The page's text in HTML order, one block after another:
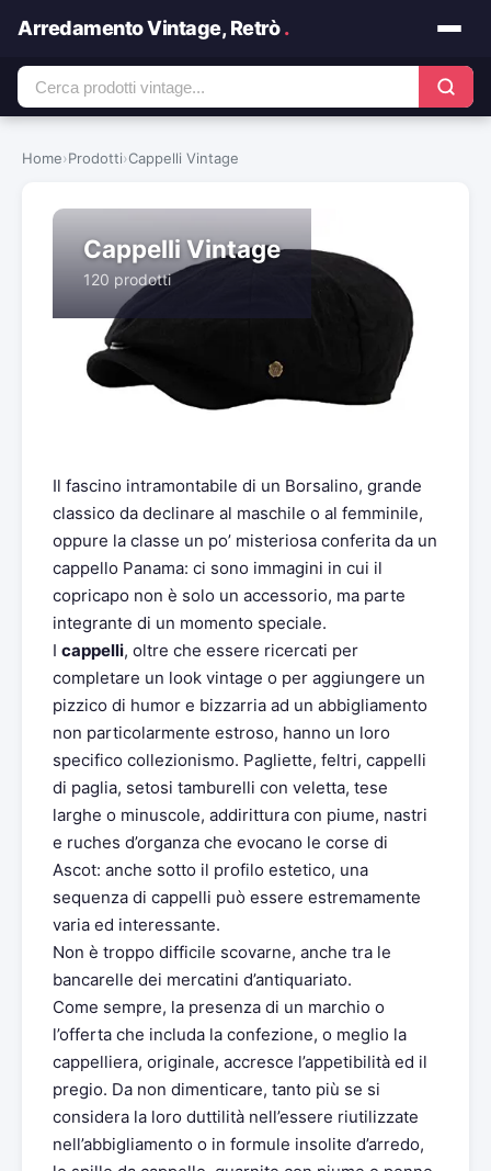
Arredamento Vintage, Retrò.
Home›Prodotti›Cappelli Vintage
Cappelli Vintage
120 prodotti
Il fascino intramontabile di un Borsalino, grande
classico da declinare al maschile o al femminile,
oppure la classe un po’ misteriosa conferita da un
cappello Panama: ci sono immagini in cui il
copricapo non è solo un accessorio, ma parte
integrante di un momento speciale.
I cappelli, oltre che essere ricercati per
completare un look vintage o per aggiungere un
pizzico di humor e bizzarria ad un abbigliamento
non particolarmente estroso, hanno un loro
specifico collezionismo. Pagliette, feltri, cappelli
di paglia, setosi tamburelli con veletta, tese
larghe o minuscole, addirittura con piume, nastri
e ruches d’organza che evocano le corse di
Ascot: anche sotto il profilo estetico, una
sequenza di cappelli può essere estremamente
varia ed interessante.
Non è troppo difficile scovarne, anche tra le
bancarelle dei mercatini d’antiquariato.
Come sempre, la presenza di un marchio o
l’offerta che includa la confezione, o meglio la
cappelliera, originale, accresce l’appetibilità ed il
pregio. Da non dimenticare, tanto più se si
considera la loro duttilità nell’essere riutilizzate
nell’abbigliamento o in formule insolite d’arredo,